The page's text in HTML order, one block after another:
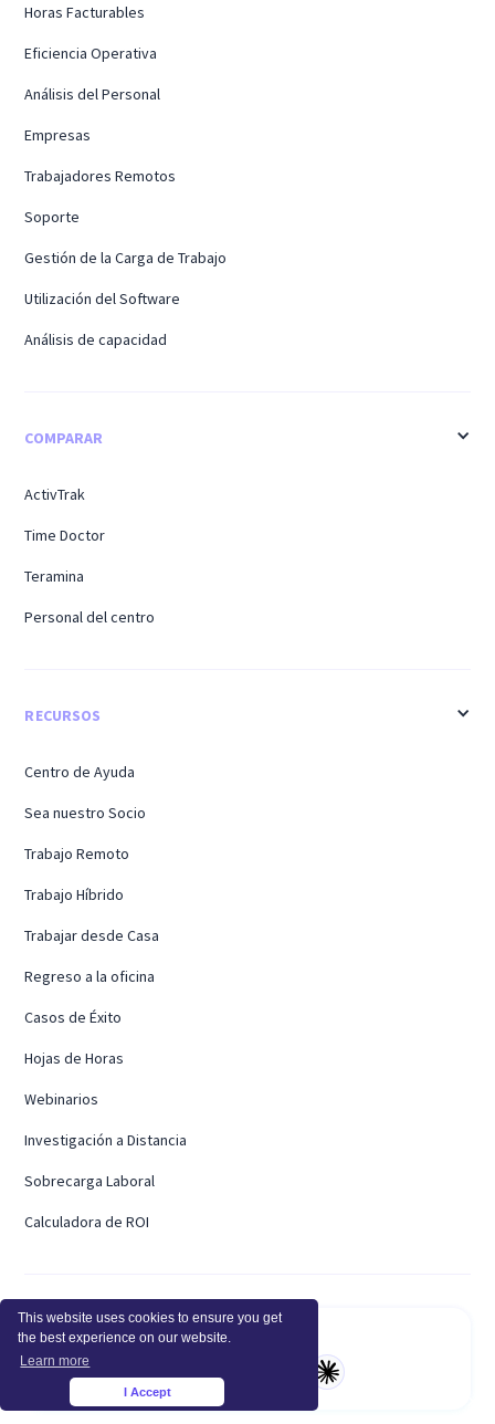
This website uses cookies to ensure you get
the best experience on our website.
Learn more
I Accept
Horas Facturables
Eficiencia Operativa
Análisis del Personal
Empresas
Trabajadores Remotos
Soporte
Gestión de la Carga de Trabajo
Utilización del Software
Análisis de capacidad
COMPARAR
ActivTrak
Time Doctor
Teramina
Personal del centro
RECURSOS
Centro de Ayuda
Sea nuestro Socio
Trabajo Remoto
Trabajo Híbrido
Trabajar desde Casa
Regreso a la oficina
Casos de Éxito
Hojas de Horas
Webinarios
Investigación a Distancia
Sobrecarga Laboral
Calculadora de ROI
Resume con IA